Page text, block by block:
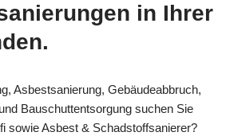
in Ihrer
Asbestsanierung, Gebäudeabbruch,
Bauschuttentsorgung suchen Sie
sowie Asbest & Schadstoffsanierer?